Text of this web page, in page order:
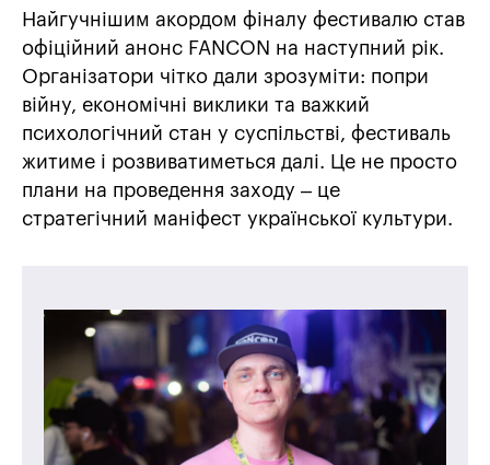
Найгучнішим акордом фіналу фестивалю став
офіційний анонс FANCON на наступний рік.
Організатори чітко дали зрозуміти: попри
війну, економічні виклики та важкий
психологічний стан у суспільстві, фестиваль
житиме і розвиватиметься далі. Це не просто
плани на проведення заходу – це
стратегічний маніфест української культури.